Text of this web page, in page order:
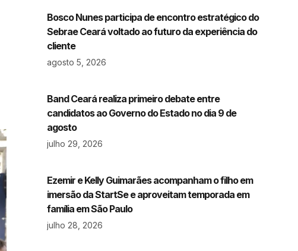
Bosco Nunes participa de encontro estratégico do
Sebrae Ceará voltado ao futuro da experiência do
cliente
agosto 5, 2026
Band Ceará realiza primeiro debate entre
candidatos ao Governo do Estado no dia 9 de
agosto
julho 29, 2026
Ezemir e Kelly Guimarães acompanham o filho em
imersão da StartSe e aproveitam temporada em
família em São Paulo
julho 28, 2026